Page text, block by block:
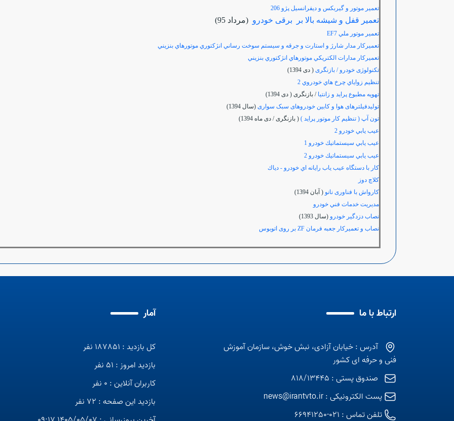
تعمير موتور و گيربكس و ديفرانسيل پژو 206
تعمیر قفل و شیشه بالا بر برقی خودرو (مرداد 95)
تعمير موتور ملي EF7
تعميركار مدار شارژ و استارت و جرقه و سيستم سوخت رساني انژكتوري موتورهاي بنزيني
تعميركار مدارات الكتريكي موتورهاي انژكتوري بنزيني
تکنولوژی خودرو / بازنگری ( دی 1394)
تنظيم زواياي چرخ هاي خودروي 2
تهویه مطبوع پراید و زانتیا / بازنگری ( دی 1394)
تولیدفیلترهای هوا و کابین خودروهای سبک سواری (سال 1394)
تون آپ ( تنظیم کار موتور پراید ) ( بازنگری / دی ماه 1394)
عيب يابي خودرو 2
عيب يابي سيستماتيك خودرو 1
عيب يابي سيستماتيك خودرو 2
كار با دستگاه عيب ياب رايانه اي خودرو - دياك
كلاچ دوز
کارواش با فناوری نانو ( آبان 1394)
مديريت خدمات فني خودرو
نصاب دزدگیر خودرو (سال 1393)
نصاب و تعمیرکار جعبه فرمان
بر روی اتوبوس
ارتباط با ما
آدرس : خیابان آزادی، نبش خوش، سازمان آموزش
فنی و حرفه ای کشور
صندوق پستی : 818/13445
پست الکترونیکی :news@irantvto.ir
تلفن تماس : 021-66941250
آمار
کل بازدید : 187851 نفر
بازدید امروز : 51 نفر
کاربران آنلاین : 0 نفر
بازدید این صفحه : 72 نفر